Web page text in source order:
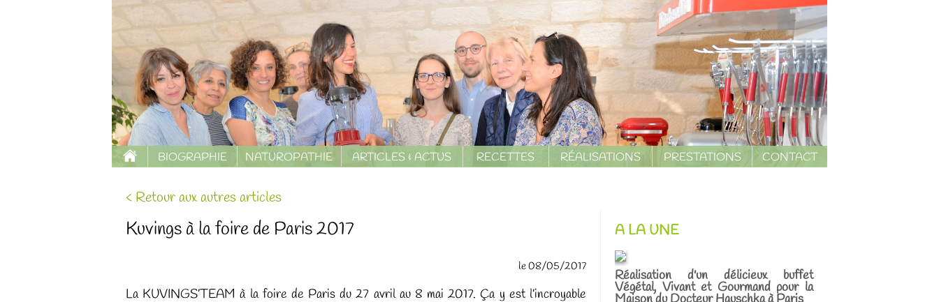
BIOGRAPHIE NATUROPATHIE ARTICLES & ACTUS RECETTES RÉALISATIONS PRESTATIONS CONTACT
< Retour aux autres articles
Kuvings à la foire de Paris 2017
le 08/05/2017
La KUVINGS’TEAM à la foire de Paris du 27 avril au 8 mai 2017. Ça y est l’incroyable
A LA UNE
Réalisation d'un délicieux buffet
Végétal, Vivant et Gourmand pour la